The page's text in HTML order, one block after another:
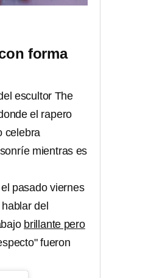
forma
escultor The
el rapero
celebra
mientras es
pasado viernes
del
brillante pero
fueron